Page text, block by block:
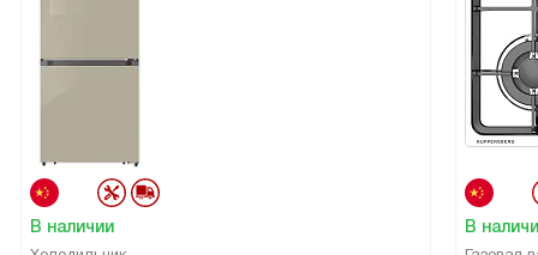
В наличии В